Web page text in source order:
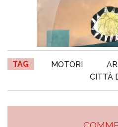
TAG MOTORI
CITTÀ